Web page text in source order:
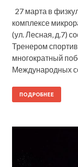
27 марта в
комплексе
(ул. Лесная, д.7)
Тренером
многократный
Международных
ПОДРОБНЕЕ